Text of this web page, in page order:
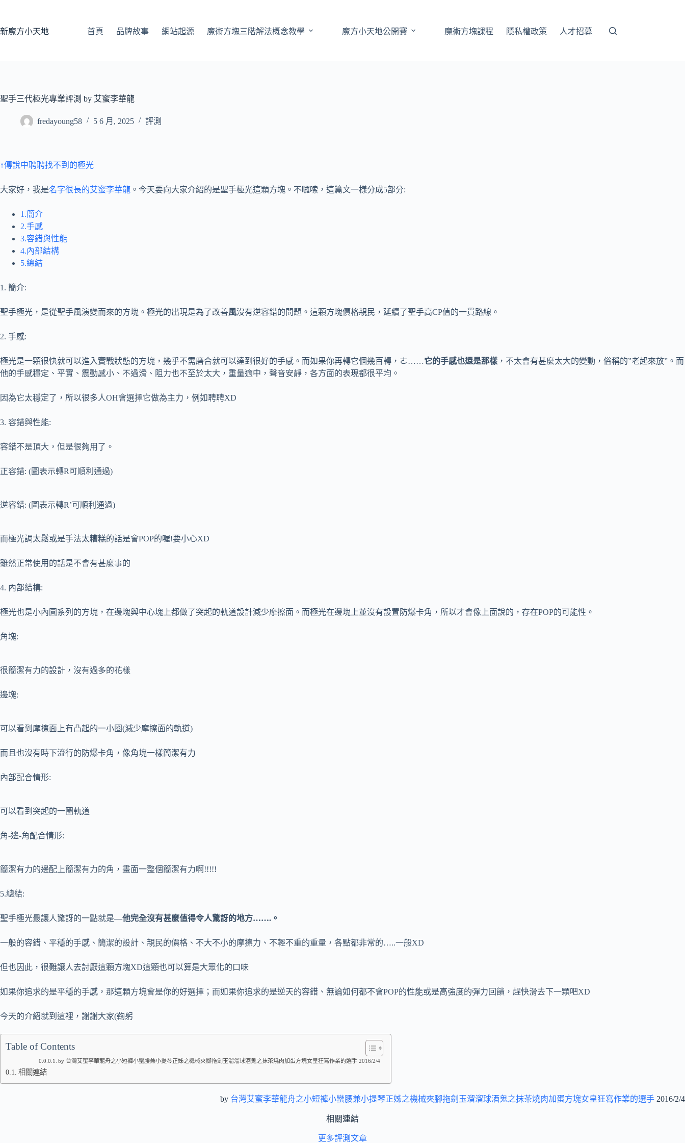
主
新魔方小天地 首頁 品牌故事 網站起源 魔術方塊三階解法概念教學 魔方小天地公開賽 魔術方塊課程 隱私權政策 人才招募
聖手三代極光專業評測 by 艾蜜李華龍
fredayoung58 5 6 月, 2025 評測
↑傳說中聘聘找不到的極光
大家好，我是名字很長的艾蜜李華龍 。今天要向大家介紹的是聖手極光這顆方塊。不囉嗦，這篇文一樣分成5部分:
1.簡介
2.手感
3.容錯與性能
4.內部結構
5.總結
1. 簡介:
聖手極光 ，是從聖手風演變而來的方塊。極光的出現是為了改善風沒有逆容錯的問題。這顆方塊價格親民，延續了聖手高CP值的一貫路線。
2. 手感:
極光是一顆很快就可以進入實戰狀態的方塊，幾乎不需磨合就可以達到很好的手感。而如果你再轉它個幾百轉，ㄜ……它的手感也還是那樣 ，不太會有甚麼太大的變動，俗稱的”老起來放”。而
他的手感穩定、平實、震動感小、不過滑、阻力也不至於太大，重量適中，聲音安靜，各方面的表現都很平均。
因為它太穩定了，所以很多人OH會選擇它做為主力，例如聘聘XD
3. 容錯與性能:
容錯不是頂大，但是很夠用了。
正容錯: (圖表示轉R可順利通過)
逆容錯: (圖表示轉R’可順利通過)
而極光調太鬆或是手法太糟糕的話是會POP的喔!要小心XD
雖然正常使用的話是不會有甚麼事的
4. 內部結構:
極光也是小內圓系列的方塊，在邊塊與中心塊上都做了突起的軌道設計減少摩擦面。而極光在邊塊上並沒有設置防爆卡角，所以才會像上面說的，存在POP的可能性。
角塊:
很簡潔有力的設計，沒有過多的花樣
邊塊:
可以看到摩擦面上有凸起的一小圈(減少摩擦面的軌道)
而且也沒有時下流行的防爆卡角，像角塊一樣簡潔有力
內部配合情形:
可以看到突起的一圈軌道
角-邊-角配合情形:
簡潔有力的邊配上簡潔有力的角，畫面一整個簡潔有力啊!!!!!
5.總結:
聖手極光最讓人驚訝的一點就是—他完全沒有甚麼值得令人驚訝的地方…….。
一般的容錯、平穩的手感、簡潔的設計、親民的價格、不大不小的摩擦力、不輕不重的重量，各點都非常的…..一般XD
但也因此，很難讓人去討厭這顆方塊XD這顆也可以算是大眾化的口味
如果你追求的是平穩的手感，那這顆方塊會是你的好選擇；而如果你追求的是逆天的容錯、無論如何都不會POP的性能或是高強度的彈力回饋，趕快滑去下一顆吧XD
今天的介紹就到這裡，謝謝大家(鞠躬
Table of Contents
by 台灣艾蜜李華龍舟之小短褲小蠻腰兼小提琴正姊之機械夾腳拖劍玉溜溜球酒鬼之抹茶燒肉加蛋方塊女皇狂寫作業的選手 2016/2/4
相關連結
by 台灣艾蜜李華龍舟之小短褲小蠻腰兼小提琴正姊之機械夾腳拖劍玉溜溜球酒鬼之抹茶燒肉加蛋方塊女皇狂寫作業的選手 2016/2/4
相關連結
更多評測文章